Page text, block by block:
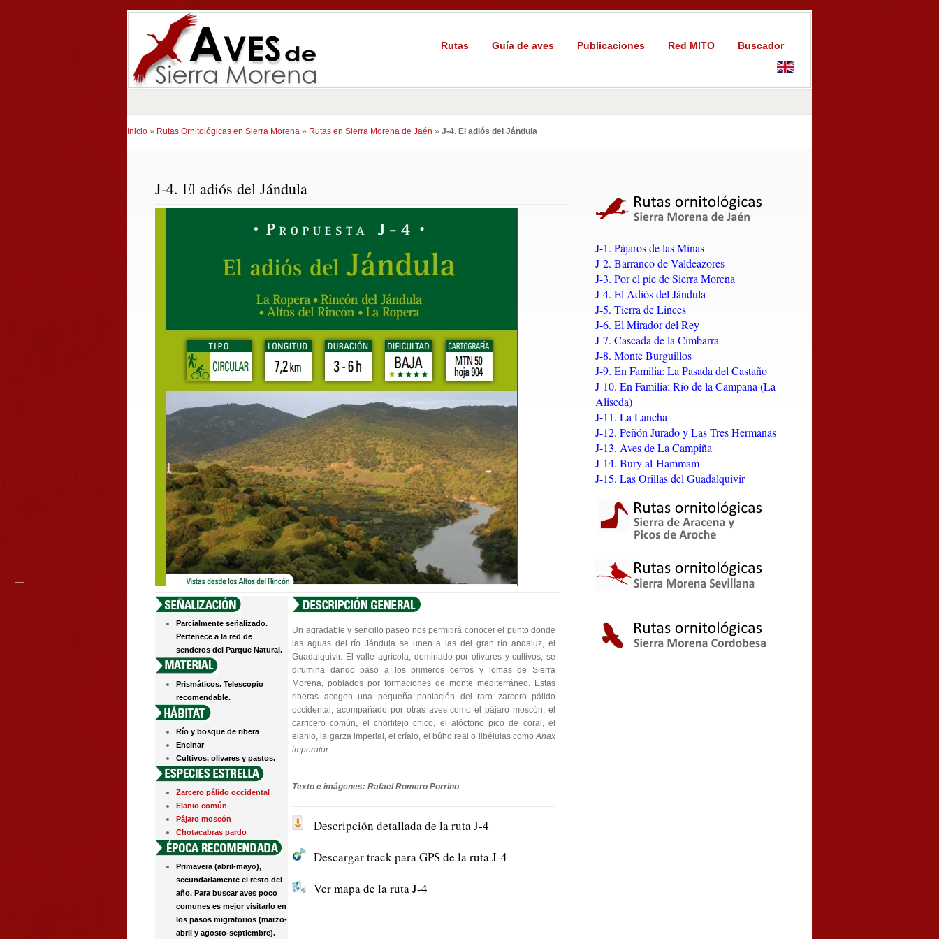
Rutas Guía de aves Publicaciones Red MITO Buscador
Inicio » Rutas Ornitológicas en Sierra Morena » Rutas en Sierra Morena de Jaén » J-4. El adiós del Jándula
J-4. El adiós del Jándula
Parcialmente señalizado.
Pertenece a la red de
senderos del Parque Natural.
Prismáticos. Telescopio
recomendable.
Río y bosque de ribera
Encinar
Cultivos, olivares y pastos.
Zarcero pálido occidental
Elanio común
Pájaro moscón
Chotacabras pardo
Primavera (abril-mayo),
secundariamente el resto del
año. Para buscar aves poco
comunes es mejor visitarlo en
los pasos migratorios (marzo-
abril y agosto-septiembre).
Un agradable y sencillo paseo nos permitirá conocer el punto donde
las aguas del río Jándula se unen a las del gran río andaluz, el
Guadalquivir. El valle agrícola, dominado por olivares y cultivos, se
difumina dando paso a los primeros cerros y lomas de Sierra
Morena, poblados por formaciones de monte mediterráneo. Estas
riberas acogen una pequeña población del raro zarcero pálido
occidental, acompañado por otras aves como el pájaro moscón, el
carricero común, el chorlitejo chico, el alóctono pico de coral, el
elanio, la garza imperial, el críalo, el búho real o libélulas comoAnax
imperator.
Texto e imágenes: Rafael Romero Porrino
Descripción detallada de la ruta J-4
Descargar track para GPS de la ruta J-4
Ver mapa de la ruta J-4
J-1. Pájaros de las Minas
J-2. Barranco de Valdeazores
J-3. Por el pie de Sierra Morena
J-4. El Adiós del Jándula
J-5. Tierra de Linces
J-6. El Mirador del Rey
J-7. Cascada de la Cimbarra
J-8. Monte Burguillos
J-9. En Familia: La Pasada del Castaño
J-10. En Familia: Río de la Campana (La
Aliseda)
J-11. La Lancha
J-12. Peñón Jurado y Las Tres Hermanas
J-13. Aves de La Campiña
J-14. Bury al-Hammam
J-15. Las Orillas del Guadalquivir